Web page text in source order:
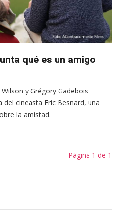
qué es un amigo
y Grégory Gadebois
cineasta Eric Besnard, una
la amistad.
Página 1 de 1